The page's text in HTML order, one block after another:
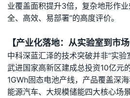
业覆盖面积提升3倍，复杂地形作
全、高效、易部署”的高度评价。
【产业化落地：从实验室到市
中科深蓝汇泽的技术突破并非“实验
武进国家高新区建成总投资10亿元
1GWh固态电池产线，产品覆盖深
能源汽车、大规模储能四大核心场景